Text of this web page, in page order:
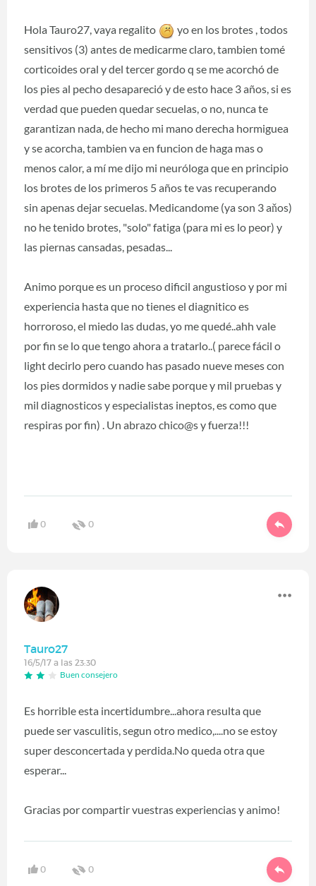
Hola Tauro27, vaya regalito
yo en los brotes , todos
sensitivos (3) antes de medicarme claro, tambien tomé
corticoides oral y del tercer gordo q se me acorchó de
los pies al pecho desapareció y de esto hace 3 años, si es
verdad que pueden quedar secuelas, o no, nunca te
garantizan nada, de hecho mi mano derecha hormiguea
y se acorcha, tambien va en funcion de haga mas o
menos calor, a mí me dijo mi neuróloga que en principio
los brotes de los primeros 5 años te vas recuperando
sin apenas dejar secuelas. Medicandome (ya son 3 aňos)
no he tenido brotes, "solo" fatiga (para mi es lo peor) y
las piernas cansadas, pesadas...
Animo porque es un proceso dificil angustioso y por mi
experiencia hasta que no tienes el diagnitico es
horroroso, el miedo las dudas, yo me quedé..ahh vale
por fin se lo que tengo ahora a tratarlo..( parece fácil o
light decirlo pero cuando has pasado nueve meses con
los pies dormidos y nadie sabe porque y mil pruebas y
mil diagnosticos y especialistas ineptos, es como que
respiras por fin) . Un abrazo chico@s y fuerza!!!
0 0
Tauro27
16/5/17 a las 23:30
Buen consejero
Es horrible esta incertidumbre...ahora resulta que
puede ser vasculitis, segun otro medico,....no se estoy
super desconcertada y perdida.No queda otra que
esperar...
Gracias por compartir vuestras experiencias y animo!
0 0